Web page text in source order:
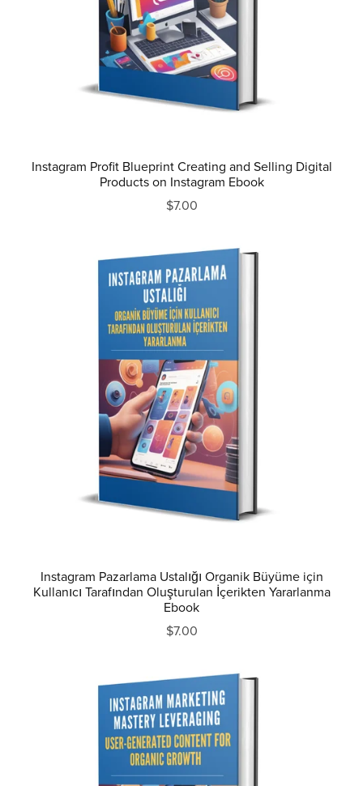
Instagram Profit Blueprint Creating and Selling Digital
Products on Instagram Ebook
$7.00
Instagram Pazarlama Ustalığı Organik Büyüme için
Kullanıcı Tarafından Oluşturulan İçerikten Yararlanma
Ebook
$7.00